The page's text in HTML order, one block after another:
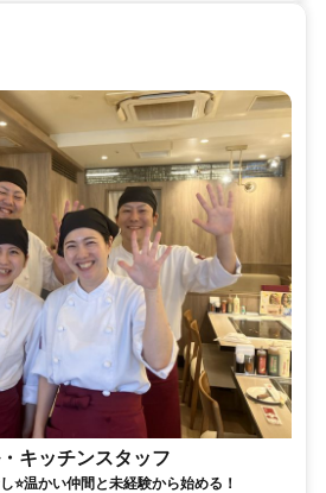
キッチンスタッフ
⭐温かい仲間と未経験から始める！